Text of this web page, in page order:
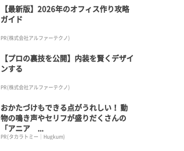
【最新版】2026年のオフィス作り攻略
ガイド
PR(株式会社アルファーテクノ)
【プロの裏技を公開】内装を賢くデザイ
ンする
PR(株式会社アルファーテクノ)
おかたづけもできる点がうれしい！ 動
物の鳴き声やセリフが盛りだくさんの
「アニア ...
PR(タカラトミー｜Hugkum)